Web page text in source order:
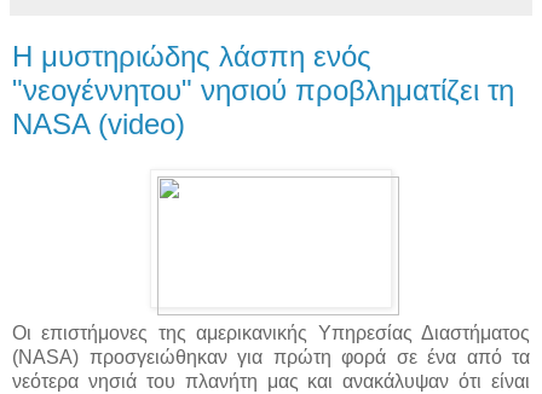
Η μυστηριώδης λάσπη ενός
"νεογέννητου" νησιού προβληματίζει τη
NASA (video)
Οι επιστήμονες της αμερικανικής Υπηρεσίας Διαστήματος
(NASA) προσγειώθηκαν για πρώτη φορά σε ένα από τα
νεότερα νησιά του πλανήτη μας και ανακάλυψαν ότι είναι